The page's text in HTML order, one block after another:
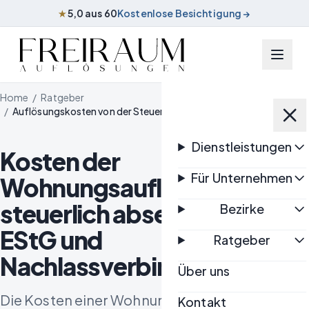
★5,0 aus 60Kostenlose Besichtigung →
Zum Inhalt springen
Dienstleistungen
Für Unternehmen
Bezirke
Ratgeber
Über uns
Kontakt
Home / Ratgeber
/ Auflösungskosten von der Steuer absetzen – § 35a & Nachlass
Kosten der
Wohnungsauflösung
steuerlich absetzen: § 35a
EStG und
Nachlassverbindlichkeiten
Die Kosten einer Wohnungs- oder